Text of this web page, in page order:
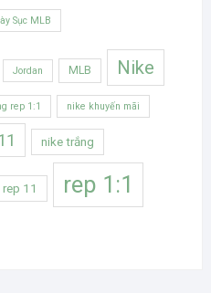
Sục MLB
Jordan MLB Nike
rep 1:1 nike khuyến mãi
nike trắng
11 rep 1:1